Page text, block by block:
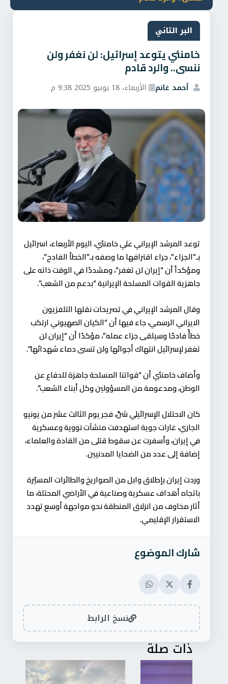
البر التاني
خامنئي يتوعد إسرائيل: لن نغفر ولن
ننسى.. والرد قادم
أحمد غانم الأربعاء، 18 يونيو 2025 9:38 م
توعد المرشد الإيراني علي خامنئي، اليوم الأربعاء، اسرائيل
بـ”الجزاء”، جراء اقترافها ما وصفه بـ”الخطأ الفادح”،
ومؤكداً أن “إيران لن تغفر”، ومشددًا في الوقت ذاته على
جاهزية القوات المسلحة الإيرانية “بدعم من الشعب”.
وقال المرشد الإيراني في تصريحات نقلها التلفزيون
الايراني الرسمي، جاء فيها أن “الكيان الصهيوني ارتكب
خطأً فادحًا وسيلقى جزاء عمله”، مؤكدًا أن “إيران لن
تغفر لإسرائيل انتهاك أجوائها ولن تنسى دماء شهدائها”.
وأضاف خامنئي أن “قواتنا المسلحة جاهزة للدفاع عن
الوطن، ومدعومة من المسؤولين وكل أبناء الشعب”.
كان الاحتلال الإسرائيلي شنَّ، فجر يوم الثالث عشر من يونيو
الجاري، غارات جوية استهدفت منشآت نووية وعسكرية
في إيران، وأسفرت عن سقوط قتلى من القادة والعلماء،
إضافة إلى عدد من الضحايا المدنيين.
وردت إيران بإطلاق وابل من الصواريخ والطائرات المسيّرة
باتجاه أهداف عسكرية وصناعية في الأراضي المحتلة، ما
أثار مخاوف من انزلاق المنطقة نحو مواجهة أوسع تهدد
الاستقرار الإقليمي.
شارك الموضوع
نسخ الرابط
ذات صلة